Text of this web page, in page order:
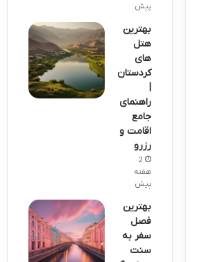
پیش
بهترین
هتل
های
کردستان
|
راهنمای
جامع
اقامت و
رزرو
2
هفته
پیش
بهترین
فصل
سفر به
سنت